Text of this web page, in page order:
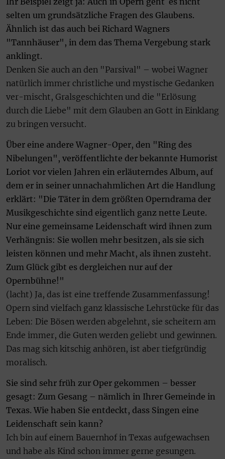
selten um grundsätzliche Fragen des Glaubens.
Ähnlich ist das auch bei Richard Wagners
"Tannhäuser", in dem das Thema Vergebung stark
anklingt.
Denken Sie auch an den "Parsival" – wobei Wagner
natürlich immer christliche und mystische Gedanken
ver-mischt, Gralsgeschichten und die "Erlösung
durch die Liebe" mit dem Glauben an Gott in Einklang
zu bringen versucht.
Über eine andere Wagner-Oper, den "Ring des
Nibelungen", veröffentlichte der bekannte Humorist
Loriot vor vielen Jahren ein erläuterndes Album, auf
dem er in seiner unnachahmlichen Art die Handlung
erklärt: "Die Täter in dem größten Operndrama der
Musikgeschichte sind eigentlich ganz nette Leute.
Nur eine gemeinsame Leidenschaft wird ihnen zum
Verhängnis: Sie wollen mehr besitzen, als sie sich
leisten können und mehr Macht, als ihnen zusteht.
Zum Glück gibt es dergleichen nur auf der
Opernbühne!"
(lacht) Ja, das ist eine treffende Zusammenfassung!
Opern sind vielfach ganz klassische Lehrstücke für das
Leben: Die Bösen werden abgelehnt, sie scheitern am
Ende immer, die Guten werden geliebt und gewinnen.
Das mag sich kitschig anhören, ist aber tiefgründig
moralisch.
Sie sind sehr früh zur Oper gekommen – besser
gesagt: Zum Gesang – nämlich in Ihrer Gemeinde in
Texas. Wie haben Sie entdeckt, dass Singen eine
Leidenschaft sein kann?
Ich bin auf einem Bauernhof in Texas aufgewachsen
und habe als Kind schon immer gerne gesungen.